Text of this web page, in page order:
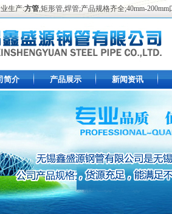
生产:方管,矩形管,焊管;产品规格齐全;40mm-
简介 产品展示 新闻资讯